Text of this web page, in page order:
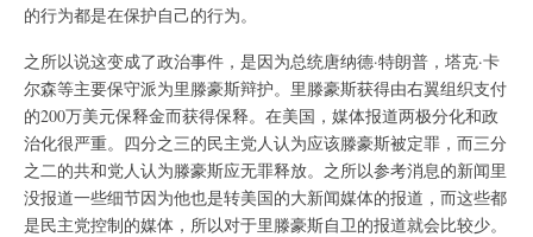
的行为都是在保护自己的行为。
之所以说这变成了政治事件，是因为总统唐纳德·特朗普，塔克·卡
尔森等主要保守派为里滕豪斯辩护。里滕豪斯获得由右翼组织支付
的200万美元保释金而获得保释。在美国，媒体报道两极分化和政
治化很严重。四分之三的民主党人认为应该滕豪斯被定罪，而三分
之二的共和党人认为滕豪斯应无罪释放。之所以参考消息的新闻里
没报道一些细节因为他也是转美国的大新闻媒体的报道，而这些都
是民主党控制的媒体，所以对于里滕豪斯自卫的报道就会比较少。